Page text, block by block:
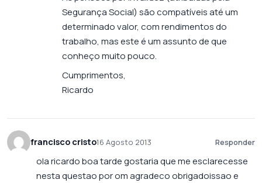
Segurança Social) são compatíveis até um
determinado valor, com rendimentos do
trabalho, mas este é um assunto de que
conheço muito pouco.
Cumprimentos,
Ricardo
francisco cristo16 Agosto 2013 Responder
ola ricardo boa tarde gostaria que me esclarecesse
nesta questao por om agradeco obrigadoissao e